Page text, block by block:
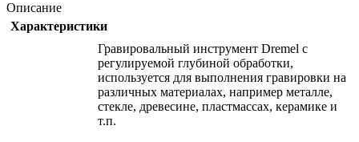
Описание
Характеристики
Гравировальный инструмент Dremel с
регулируемой глубиной обработки,
используется для выполнения гравировки на
различных материалах, например металле,
стекле, древесине, пластмассах, керамике и
т.п.